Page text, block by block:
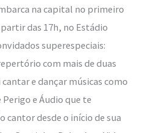
na capital no primeiro
das 17h, no Estádio
superespeciais:
com mais de duas
e dançar músicas como
e Áudio que te
cantor desde o início de sua